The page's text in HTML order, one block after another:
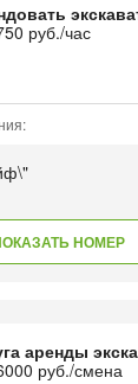
руб./час
НОМЕР
аренды
руб./смена